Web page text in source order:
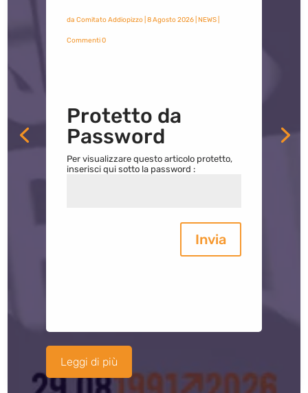
da Comitato Addiopizzo| 8 Agosto 2026| NEWS|
Commenti 0
Protetto da
Password
Per visualizzare questo articolo protetto,
inserisci qui sotto la password :
Invia
Leggi di più